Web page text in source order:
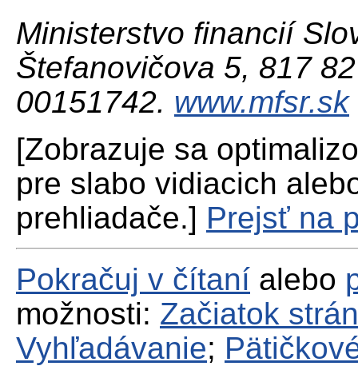
Ministerstvo financií
Štefanovičova 5, 817
00151742. www.mfsr.sk
[Zobrazuje sa
pre slabo vidiacich
prehliadače.] Prejsť na
Pokračuj v čítaní alebo
možnosti: Začiatok
Vyhľadávanie;